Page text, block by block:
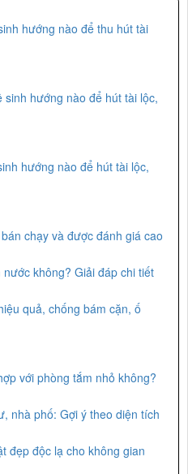
hướng nào để thu hút tài
hướng nào để hút tài lộc,
hướng nào để hút tài lộc,
chạy và được đánh giá cao
không? Giải đáp chi tiết
quả, chống bám cặn, ố
với phòng tắm nhỏ không?
nhà phố: Gợi ý theo diện tích
đẹp độc lạ cho không gian